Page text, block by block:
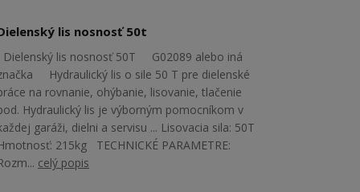
lis nosnosť 50t
Dielenský lis nosnosť 50T G02089 alebo iná
Hydraulický lis o sile 50 T pre dielenské
na rovnanie, ohýbanie, lisovanie, tlačenie
Hydraulický lis je výborným pomocníkom v
garáži, dielni a servisu ... Lisovacia sila: 50T
215kg TECHNICKÉ PARAMETRE:
celý popis